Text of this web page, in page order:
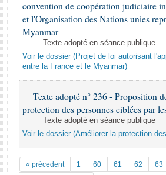
convention de coopération judiciaire
et l'Organisation des Nations unies
Myanmar
Texte adopté en séance publique
Voir le dossier (Projet de loi autorisant
entre la France et le Myanmar)
Texte adopté n° 236 - Proposition
protection des personnes ciblées par
Texte adopté en séance publique
Voir le dossier (Améliorer la protection
« précedent 1 60 61 62 63